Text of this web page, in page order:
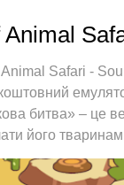
найкращий
рахунків.
вашого ПК,
Safari -
битва» – це
його